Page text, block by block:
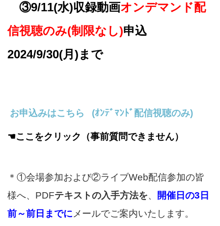
③9/11(水)収録動画オンデマンド配
信視聴のみ(制限なし)申込
2024/9/30(月)まで
お申込みはこちら (ｵﾝﾃﾞﾏﾝﾄﾞ配信視聴のみ)
☚ここをクリック（事前質問できません）
＊①会場参加および②ライブWeb配信参加の皆
様へ、PDFテキストの入手方法を、
開催日の3日
前～前日までに メールでご案内いたします。